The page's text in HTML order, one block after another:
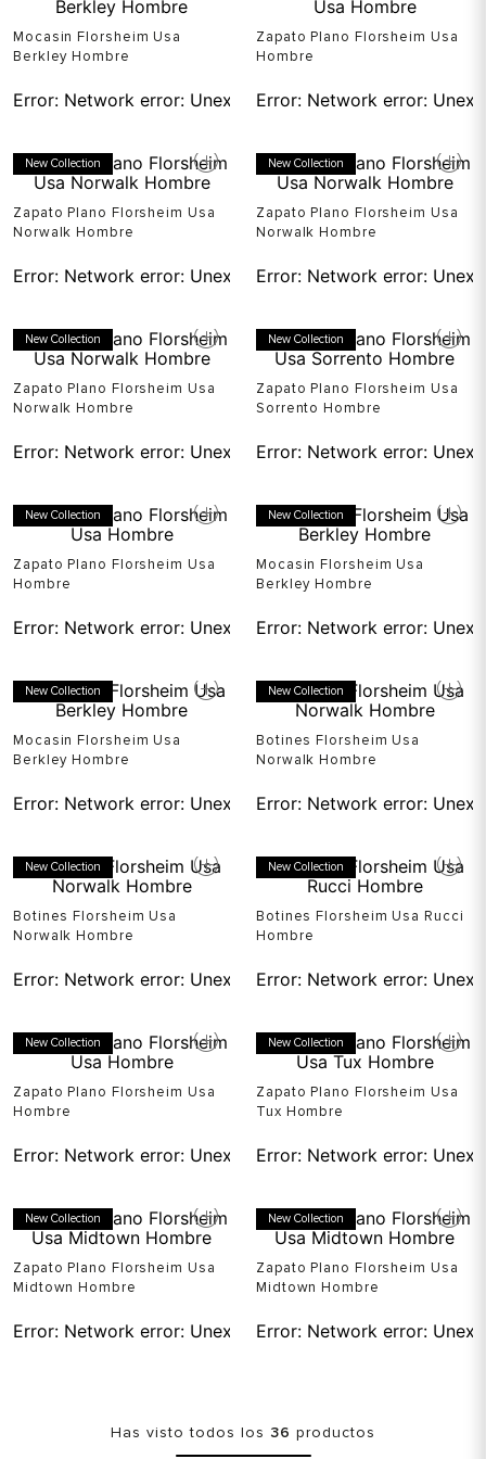
Mocasin Florsheim Usa
Berkley Hombre
Error: Network error: Unexpected token T in JSON at
Zapato Plano Florsheim Usa
Hombre
Error: Network error:
New Collection
Zapato Plano Florsheim Usa
Norwalk Hombre
Error: Network error: Unexpected token T in JSON at
New Collection
Zapato Plano Florsheim Usa
Norwalk Hombre
Error: Network error:
New Collection
Zapato Plano Florsheim Usa
Norwalk Hombre
Error: Network error: Unexpected token T in JSON at
New Collection
Zapato Plano Florsheim Usa
Sorrento Hombre
Error: Network error:
New Collection
Zapato Plano Florsheim Usa
Hombre
Error: Network error: Unexpected token T in JSON at
New Collection
Mocasin Florsheim Usa
Berkley Hombre
Error: Network error:
New Collection
Mocasin Florsheim Usa
Berkley Hombre
Error: Network error: Unexpected token T in JSON at
New Collection
Botines Florsheim Usa
Norwalk Hombre
Error: Network error:
New Collection
Botines Florsheim Usa
Norwalk Hombre
Error: Network error: Unexpected token T in JSON at
New Collection
Botines Florsheim Usa Rucci
Hombre
Error: Network error:
New Collection
Zapato Plano Florsheim Usa
Hombre
Error: Network error: Unexpected token T in JSON at
New Collection
Zapato Plano Florsheim Usa
Tux Hombre
Error: Network error:
New Collection
Zapato Plano Florsheim Usa
Midtown Hombre
Error: Network error: Unexpected token T in JSON at
New Collection
Zapato Plano Florsheim Usa
Midtown Hombre
Error: Network error:
Has visto todos los 36 productos